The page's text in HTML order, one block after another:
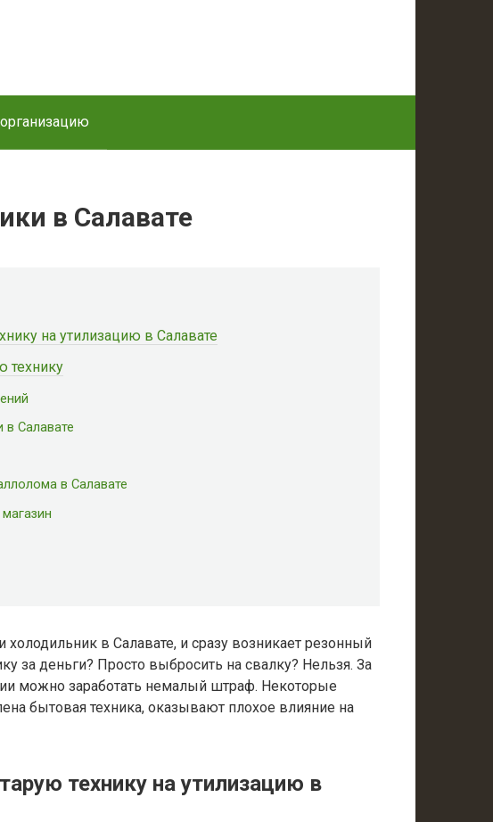
в Салавате
на утилизацию в Салавате
технику
в Салавате
в Салавате
в Салавате, и сразу возникает резонный
за деньги? Просто выбросить на свалку? Нельзя. За
можно заработать немалый штраф. Некоторые
бытовая техника, оказывают плохое влияние на
технику на утилизацию в